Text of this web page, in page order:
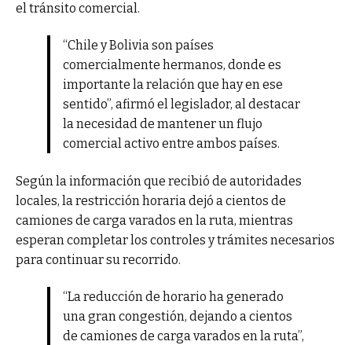
el tránsito comercial.
“Chile y Bolivia son países
comercialmente hermanos, donde es
importante la relación que hay en ese
sentido”, afirmó el legislador, al destacar
la necesidad de mantener un flujo
comercial activo entre ambos países.
Según la información que recibió de autoridades
locales, la restricción horaria dejó a cientos de
camiones de carga varados en la ruta, mientras
esperan completar los controles y trámites necesarios
para continuar su recorrido.
“La reducción de horario ha generado
una gran congestión, dejando a cientos
de camiones de carga varados en la ruta”,